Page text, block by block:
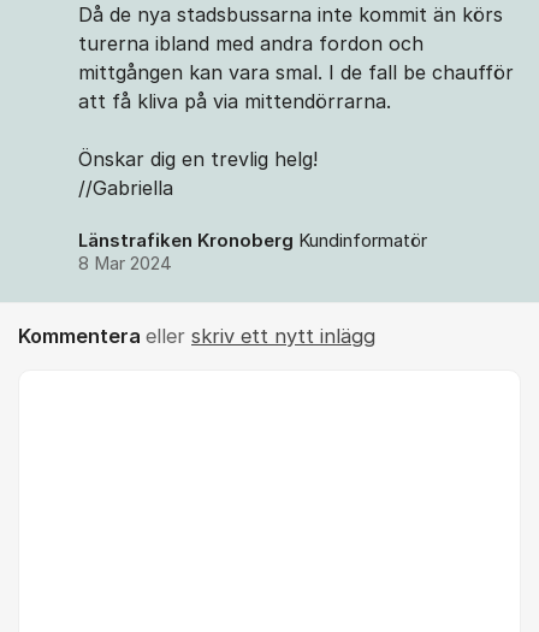
Då de nya stadsbussarna inte kommit än körs
turerna ibland med andra fordon och
mittgången kan vara smal. I de fall be chaufför
att få kliva på via mittendörrarna.
Önskar dig en trevlig helg!
//Gabriella
Länstrafiken Kronoberg Kundinformatör
8 Mar 2024
Kommentera eller skriv ett nytt inlägg